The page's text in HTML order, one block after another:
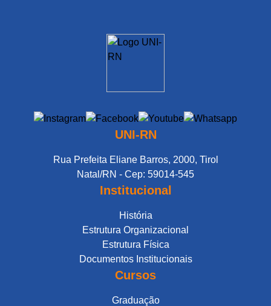
UNI-RN
Rua Prefeita Eliane Barros, 2000, Tirol
Natal/RN - Cep: 59014-545
Institucional
História
Estrutura Organizacional
Estrutura Física
Documentos Institucionais
Cursos
Graduação